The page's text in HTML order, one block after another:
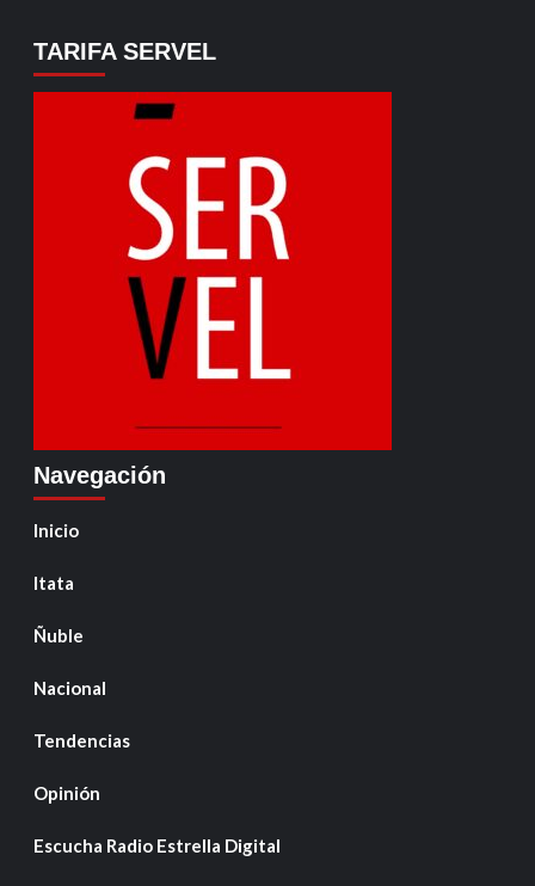
TARIFA SERVEL
Navegación
Inicio
Itata
Ñuble
Nacional
Tendencias
Opinión
Escucha Radio Estrella Digital